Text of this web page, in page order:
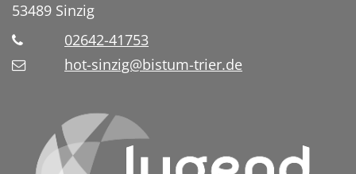
53489 Sinzig
02642-41753
hot-sinzig@bistum-trier.de